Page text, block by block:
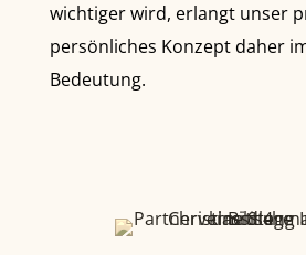
wichtiger wird, erlangt unser
persönliches Konzept daher
Bedeutung.